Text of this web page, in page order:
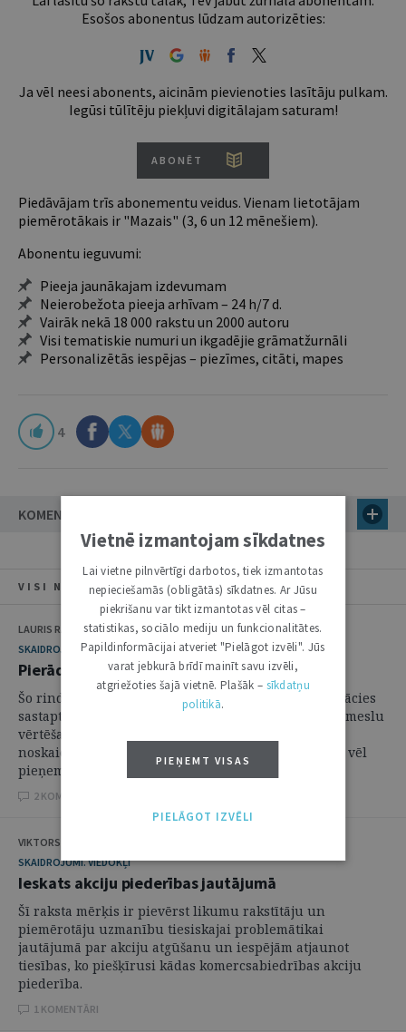
Esošos abonentus lūdzam autorizēties:
Ja vēl neesi abonents, aicinām pievienoties lasītāju pulkam.
Iegūsi tūlītēju piekļuvi digitālajam saturam!
ABONĒT
Piedāvājam trīs abonementu veidus. Vienam lietotājam
piemērotākais ir "Mazais" (3, 6 un 12 mēnešiem).
Abonentu ieguvumi:
Pieeja jaunākajam izdevumam
Neierobežota pieeja arhīvam – 24 h/7 d.
Vairāk nekā 18 000 rakstu un 2000 autoru
Visi tematiskie numuri un ikgadējie grāmatžurnāli
Personalizētās iespējas – piezīmes, citāti, mapes
4
KOMENTĀRI (4)
VISI NUMURA RAKSTI
LAURIS RASNAČS
SKAIDROJUMI. VIEDOKĻI
Pierādījumu iesniegšana civilprocesā
Šo rindu autoram juridiskajā praksē vairākkārt ir nācies
sastapties ar situācijām, kad tiesas bez kavēšanās iemeslu
vērtēšanas un bieži vien pat bez šo iemeslu
noskaidrošanas jau pēc minētā termiņa notecējuma vēl
pieņem iesniegtus pierādījumus. Arī ...
2 KOMENTĀRI
VIKTORS TIHONOVS
SKAIDROJUMI. VIEDOKĻI
Ieskats akciju piederības jautājumā
Šī raksta mērķis ir pievērst likumu rakstītāju un
piemērotāju uzmanību tiesiskajai problemātikai
jautājumā par akciju atgūšanu un iespējām atjaunot
tiesības, ko piešķīrusi kādas komercsabiedrības akciju
piederība.
1 KOMENTĀRI
Vietnē izmantojam sīkdatnes
Lai vietne pilnvērtīgi darbotos, tiek izmantotas
nepieciešamās (obligātās) sīkdatnes. Ar Jūsu
piekrišanu var tikt izmantotas vēl citas –
statistikas, sociālo mediju un funkcionalitātes.
Papildinformācijai atveriet "Pielāgot izvēli". Jūs
varat jebkurā brīdī mainīt savu izvēli,
atgriežoties šajā vietnē. Plašāk – sīkdatņu
politikā.
PIEŅEMT VISAS
PIELĀGOT IZVĒLI